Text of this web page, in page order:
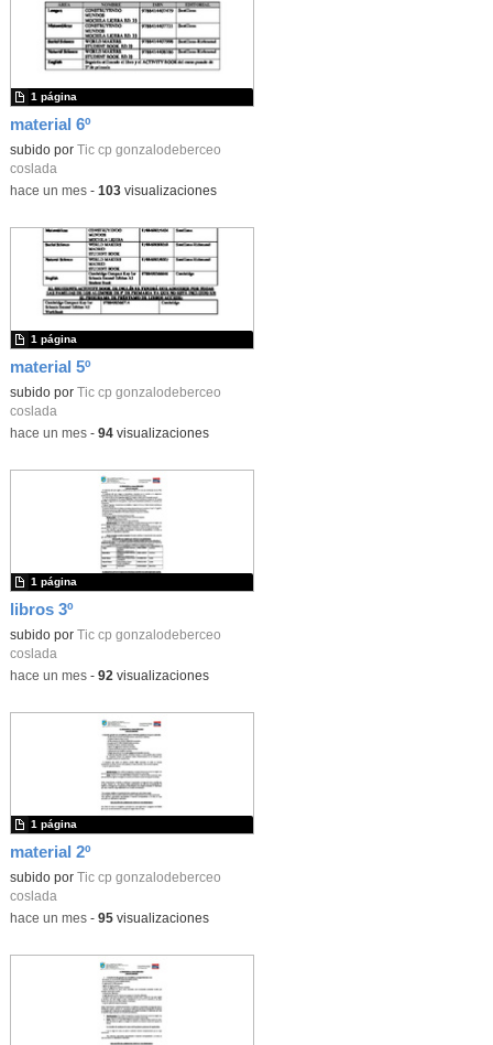
material 6º
subido por Tic cp gonzalodeberceo
coslada
1 página
-hace un mes- 103visualizaciones
material 5º
subido por Tic cp gonzalodeberceo
coslada
1 página
-hace un mes- 94visualizaciones
libros 3º
subido por Tic cp gonzalodeberceo
coslada
1 página
-hace un mes- 92 visualizaciones
material 2º
subido por Tic cp gonzalodeberceo
coslada
1 página
-hace un mes- 95visualizaciones